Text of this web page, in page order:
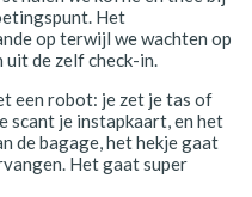
Het
op terwijl we wachten op
uit de zelf check-in.
een robot: je zet je tas of
scant je instapkaart, en het
de bagage, het hekje gaat
Het gaat super